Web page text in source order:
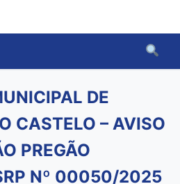
DE
CASTELO – AVISO
PREGÃO
Nº 00050/2025